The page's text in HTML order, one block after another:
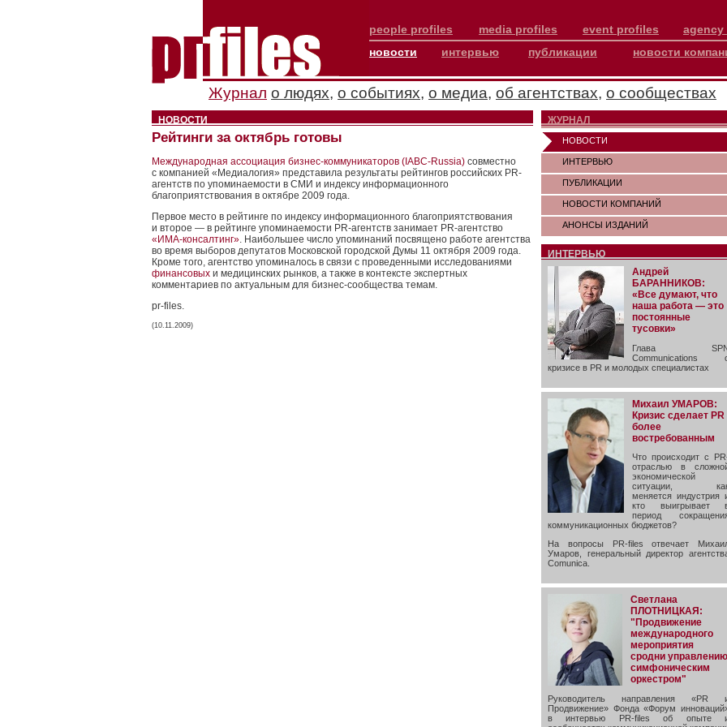
people profiles media profiles event profiles agency
новости
интервью публикации новости
Журнал о людях, о событиях, о медиа, об агентствах, о сообществах
НОВОСТИ
Рейтинги за октябрь готовы
Международная ассоциация бизнес-коммуникаторов (IABC-Russia) совместно
с компанией «Медиалогия» представила результаты рейтингов российских PR-
агентств по упоминаемости в СМИ и индексу информационного
благоприятствования в октябре 2009 года.
Первое место в рейтинге по индексу информационного благоприятствования
и второе — в рейтинге упоминаемости PR-агентств занимает PR-агентство
«ИМА-консалтинг». Наибольшее число упоминаний посвящено работе агентства
во время выборов депутатов Московской городской Думы 11 октября 2009 года.
Кроме того, агентство упоминалось в связи с проведенными исследованиями
финансовых и медицинских рынков, а также в контексте экспертных
комментариев по актуальным для бизнес-сообщества темам.
pr-files.
(10.11.2009)
ЖУРНАЛ
НОВОСТИ
ИНТЕРВЬЮ
ПУБЛИКАЦИИ
НОВОСТИ КОМПАНИЙ
АНОНСЫ ИЗДАНИЙ
ИНТЕРВЬЮ
Андрей
БАРАННИКОВ:
«Все думают, что
наша работа — это
постоянные
тусовки»
Глава
Communications
кризисе в PR и молодых специалистах
Михаил УМАРОВ:
Кризис сделает PR
более
востребованным
Что происходит с
отраслью в
экономической
ситуации,
меняется индустрия
кто выигрывает
период
коммуникационных бюджетов?
На вопросы PR-files отвечает
Умаров, генеральный директор
Comunica.
Светлана
ПЛОТНИЦКАЯ:
"Продвижение
международного
мероприятия
сродни управлению
симфоническим
оркестром"
Руководитель направления «PR
Продвижение» Фонда «Форум
в интервью PR-files об опыте